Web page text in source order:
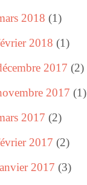
2018 (1)
2018 (1)
2017 (2)
2017 (1)
2017 (2)
2017 (2)
2017 (3)